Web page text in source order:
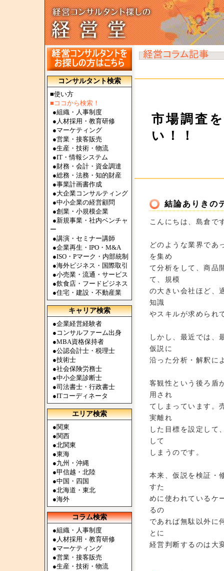
コンサルタント検索
■使い方
■ココから検索！
●組織・人事制度
● 人材採用・教育研修
●マーケティング
●営業・接客販売
●生産・技術・物流
●IT・情報システム
●財務・会計・資金調達
●総務・法務・知的財産
●事業計画書作成
●大企業コンサルティング
●中小企業の経営顧問
●創業・小規模企業
●新規事業・社内ベンチャ
ー
●講演・セミナー講師
●企業再生・IPO・M&A
●ISO・Pマーク・内部統制
●海外ビジネス・国際取引
●小売業・流通・サービス
●飲食店・フードビジネス
●住宅・建設・不動産業
キャリア検索
●企業経営経験者
● コンサルファーム出身
●MBA資格保持者
●公認会計士・税理士
●技術士
●社会保険労務士
●中小企業診断士
●司法書士・行政書士
●ITコーディネータ
エリア検索
●関東
●関西
●北関東
●東海
●九州・沖縄
●甲信越・北陸
●中国・四国
●北海道・東北
●海外
コラム検索
●組織・人事制度
●人材採用・教育研修
●マーケティング
●営業・接客販売
●生産・技術・物流
市場調査
い！！
結論ありきの
こんにちは、島倉で
どのような業界であ
を集め
て分析をして、商品
て、規模
の大きい会社ほど、
知識
やスキルが求められ
しかし、最近では、
仮説に
沿った分析・解釈に
客観性という後ろ盾
用され
てしまっています。
実離れ
した目標を設定して
して
しまうのです。
本来、仮説を検証・
すた
めに使われているケ
るの
であれば無駄以外に
とに
経営判断するのは大